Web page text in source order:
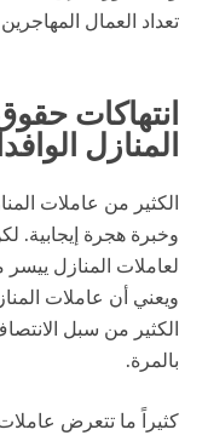
تعداد العمال
انتهاكات
المنازل
الكثير من عاملات
وخبرة هجرة إيجابية.
لعاملات المنازل
ويعني أن عاملات
الكثير من سبل
بالمرة.
كثيراً ما تتعرض